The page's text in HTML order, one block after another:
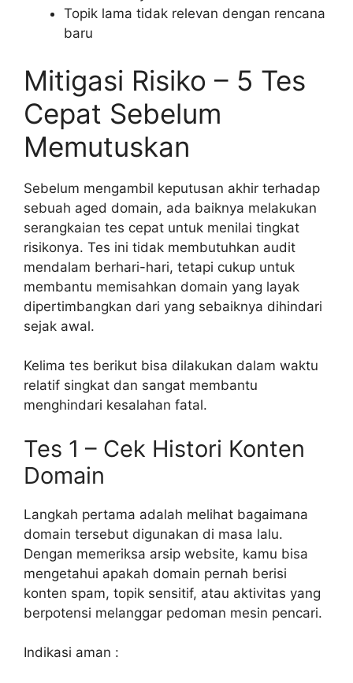
Topik lama tidak relevan dengan rencana
baru
Mitigasi Risiko – 5 Tes
Cepat Sebelum
Memutuskan
Sebelum mengambil keputusan akhir terhadap
sebuah aged domain, ada baiknya melakukan
serangkaian tes cepat untuk menilai tingkat
risikonya. Tes ini tidak membutuhkan audit
mendalam berhari-hari, tetapi cukup untuk
membantu memisahkan domain yang layak
dipertimbangkan dari yang sebaiknya dihindari
sejak awal.
Kelima tes berikut bisa dilakukan dalam waktu
relatif singkat dan sangat membantu
menghindari kesalahan fatal.
Tes 1 – Cek Histori Konten
Domain
Langkah pertama adalah melihat bagaimana
domain tersebut digunakan di masa lalu.
Dengan memeriksa arsip website, kamu bisa
mengetahui apakah domain pernah berisi
konten spam, topik sensitif, atau aktivitas yang
berpotensi melanggar pedoman mesin pencari.
Indikasi aman :